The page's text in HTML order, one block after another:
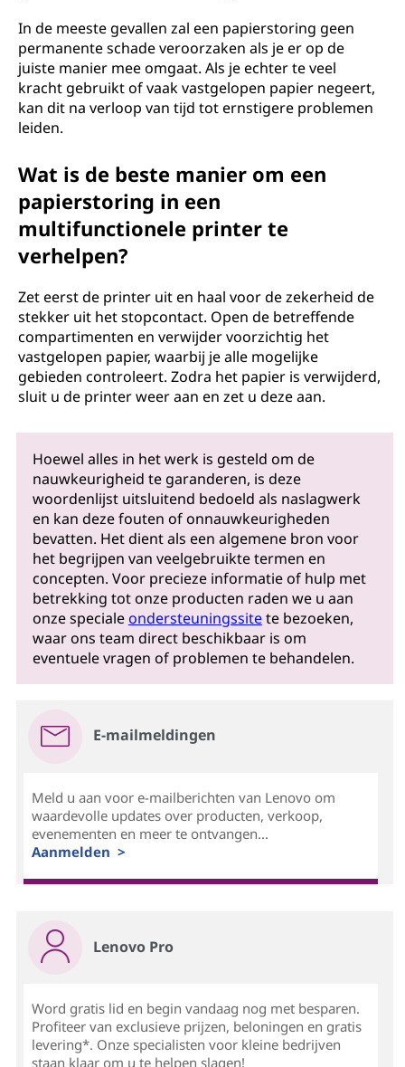
In de meeste gevallen zal een papierstoring geen
permanente schade veroorzaken als je er op de
juiste manier mee omgaat. Als je echter te veel
kracht gebruikt of vaak vastgelopen papier negeert,
kan dit na verloop van tijd tot ernstigere problemen
leiden.
Wat is de beste manier om een
papierstoring in een
multifunctionele printer te
verhelpen?
Zet eerst de printer uit en haal voor de zekerheid de
stekker uit het stopcontact. Open de betreffende
compartimenten en verwijder voorzichtig het
vastgelopen papier, waarbij je alle mogelijke
gebieden controleert. Zodra het papier is verwijderd,
sluit u de printer weer aan en zet u deze aan.
Hoewel alles in het werk is gesteld om de
nauwkeurigheid te garanderen, is deze
woordenlijst uitsluitend bedoeld als naslagwerk
en kan deze fouten of onnauwkeurigheden
bevatten. Het dient als een algemene bron voor
het begrijpen van veelgebruikte termen en
concepten. Voor precieze informatie of hulp met
betrekking tot onze producten raden we u aan
onze specialeondersteuningssitete bezoeken,
waar ons team direct beschikbaar is om
eventuele vragen of problemen te behandelen.
E-mailmeldingen
Meld u aan voor e-mailberichten van Lenovo om
waardevolle updates over producten, verkoop,
evenementen en meer te ontvangen...
Aanmelden >
Lenovo Pro
Word gratis lid en begin vandaag nog met besparen.
Profiteer van exclusieve prijzen, beloningen en gratis
levering*. Onze specialisten voor kleine bedrijven
staan klaar om u te helpen slagen!